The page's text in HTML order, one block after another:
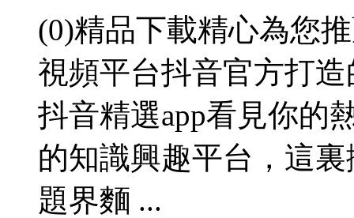
(0)精品下載精心為您
視頻平台抖音官方打
抖音精選app看見你的
的知識興趣平台，這
題界麵 ...